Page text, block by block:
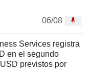
06/08
Services registra
en el segundo
previstos por